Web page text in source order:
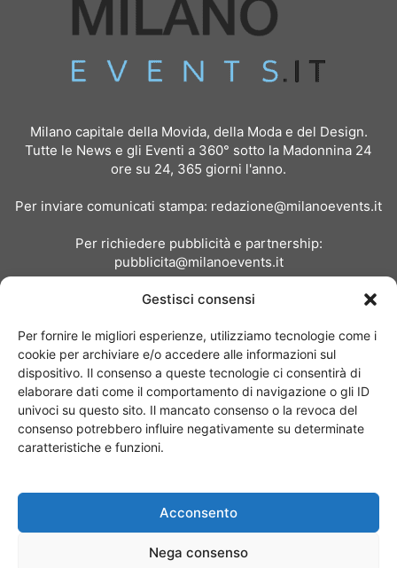
Gestisci consensi
Per fornire le migliori esperienze, utilizziamo tecnologie come i
cookie per archiviare e/o accedere alle informazioni sul
dispositivo. Il consenso a queste tecnologie ci consentirà di
elaborare dati come il comportamento di navigazione o gli ID
univoci su questo sito. Il mancato consenso o la revoca del
consenso potrebbero influire negativamente su determinate
caratteristiche e funzioni.
Acconsento
Nega consenso
Milano capitale della Movida, della Moda e del Design.
Tutte le News e gli Eventi a 360° sotto la Madonnina 24
ore su 24, 365 giorni l'anno.
Per inviare comunicati stampa: redazione@milanoevents.it
Per richiedere pubblicità e partnership:
pubblicita@milanoevents.it
Chi siamo I Nostri Clienti
© Copyright 2017 - MilanoEvents.it© managed by